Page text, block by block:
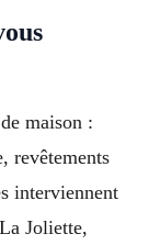
maison :
revêtements
interviennent
Joliette,